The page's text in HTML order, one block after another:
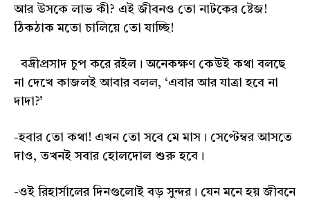
আর উসকে লাভ কী? এই জীবনও তো নাটকের ষ্টেজ!
ঠিকঠাক মতো চালিয়ে তো যাচ্ছি!
বদ্রীপ্রসাদ চুপ করে রইল। অনেকক্ষণ কেউই কথা বলছে
না দেখে কাজলই আবার বলল, ‘এবার আর যাত্রা হবে না
দাদা?’
-হবার তো কথা! এখন তো সবে মে মাস। সেপ্টেম্বর আসতে
দাও, তখনই সবার হোলদোল শুরু হবে।
-ওই রিহার্সালের দিনগুলোই বড় সুন্দর। যেন মনে হয় জীবনে